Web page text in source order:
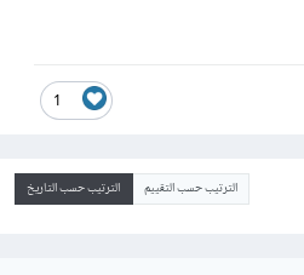
1
الترتيب حسب التقييم الترتيب حسب التاريخ